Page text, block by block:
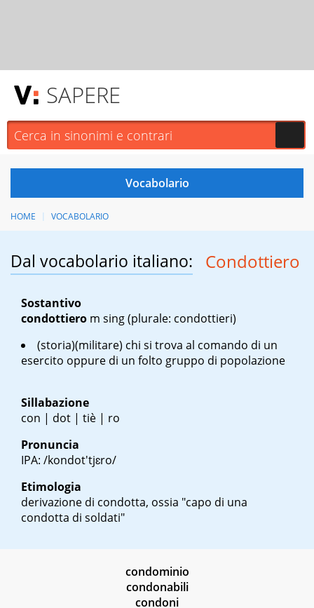
SAPERE
HOME VOCABOLARIO
Dal vocabolario italiano: Condottiero
Sostantivo
condottiero m sing(plurale: condottieri)
(storia)(militare) chi si trova al comando di un
esercito oppure di un folto gruppo di popolazione
Sillabazione
con | dot | tiè | ro
Pronuncia
IPA: /kondot'tjɛro/
Etimologia
derivazione di condotta, ossia "capo di una
condotta di soldati"
condominio
condonabili
condoni